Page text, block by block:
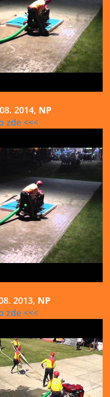
2014, NP
zde <<<
2013, NP
zde <<<